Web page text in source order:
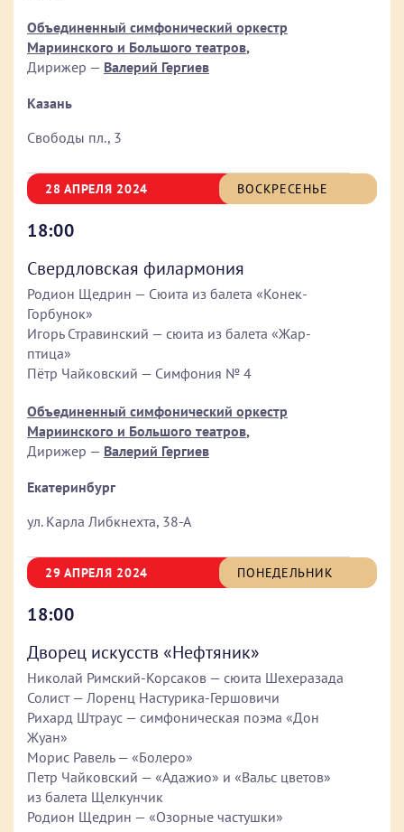
Объединенный симфонический оркестр
Мариинского и Большого театров,
Дирижер — Валерий Гергиев
Казань
Свободы пл., 3
28 АПРЕЛЯ 2024 ВОСКРЕСЕНЬЕ
18:00
Свердловская филармония
Родион Щедрин — Сюита из балета «Конек-
Горбунок»
Игорь Стравинский — сюита из балета «Жар-
птица»
Пётр Чайковский — Симфония № 4
Объединенный симфонический оркестр
Мариинского и Большого театров,
Дирижер — Валерий Гергиев
Екатеринбург
ул. Карла Либкнехта, 38-А
29 АПРЕЛЯ 2024 ПОНЕДЕЛЬНИК
18:00
Дворец искусств «Нефтяник»
Николай Римский-Корсаков — сюита Шехеразада
Солист — Лоренц Настурика-Гершовичи
Рихард Штраус — симфоническая поэма «Дон
Жуан»
Морис Равель — «Болеро»
Петр Чайковский — «Адажио» и «Вальс цветов»
из балета Щелкунчик
Родион Щедрин — «Озорные частушки»